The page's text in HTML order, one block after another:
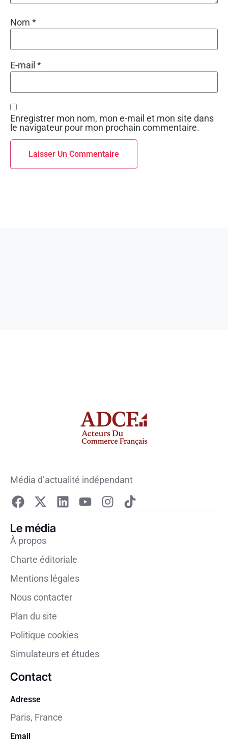
Nom *
E-mail *
Enregistrer mon nom, mon e-mail et mon site dans
le navigateur pour mon prochain commentaire.
Média d’actualité indépendant
Le média
À propos
Charte éditoriale
Mentions légales
Nous contacter
Plan du site
Politique cookies
Simulateurs et études
Contact
Adresse
Paris, France
Email